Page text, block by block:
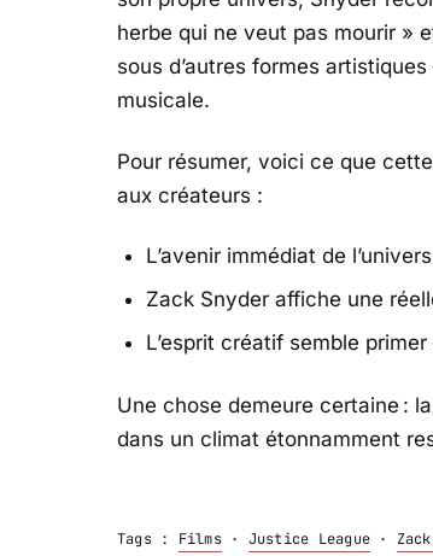
herbe qui ne veut pas mourir »
sous d’autres formes
musicale.
Pour résumer, voici ce que
aux créateurs :
L’avenir immédiat de
Zack Snyder affiche une
L’esprit créatif semble
Une chose demeure certaine :
dans un climat étonnamment
Tags : Films· Justice League ·